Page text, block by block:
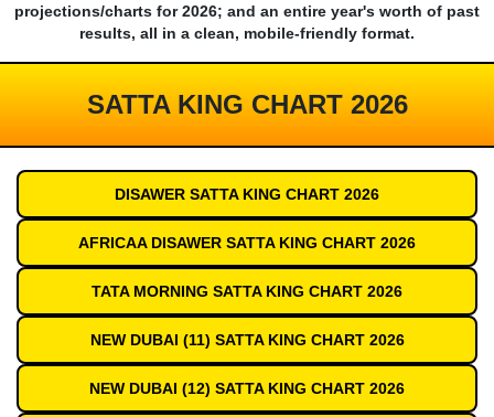
projections/charts for 2026; and an entire year's worth of past
results, all in a clean, mobile-friendly format.
SATTA KING CHART 2026
DISAWER SATTA KING CHART 2026
AFRICAA DISAWER SATTA KING CHART 2026
TATA MORNING SATTA KING CHART 2026
NEW DUBAI (11) SATTA KING CHART 2026
NEW DUBAI (12) SATTA KING CHART 2026